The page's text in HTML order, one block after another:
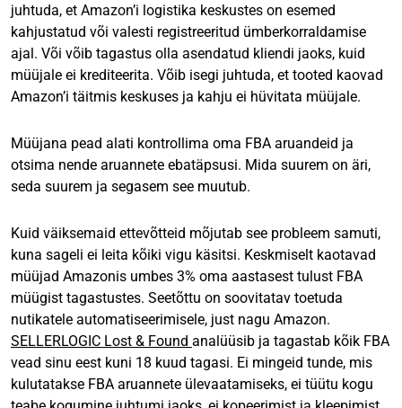
juhtuda, et Amazon’i logistika keskustes on esemed
kahjustatud või valesti registreeritud ümberkorraldamise
ajal. Või võib tagastus olla asendatud kliendi jaoks, kuid
müüjale ei krediteerita. Võib isegi juhtuda, et tooted kaovad
Amazon’i täitmis keskuses ja kahju ei hüvitata müüjale.
Müüjana pead alati kontrollima oma FBA aruandeid ja
otsima nende aruannete ebatäpsusi. Mida suurem on äri,
seda suurem ja segasem see muutub.
Kuid väiksemaid ettevõtteid mõjutab see probleem samuti,
kuna sageli ei leita kõiki vigu käsitsi. Keskmiselt kaotavad
müüjad Amazonis umbes 3% oma aastasest tulust FBA
müügist tagastustes. Seetõttu on soovitatav toetuda
nutikatele automatiseerimisele, just nagu Amazon.
SELLERLOGIC Lost & Found analüüsib ja tagastab kõik FBA
vead sinu eest kuni 18 kuud tagasi. Ei mingeid tunde, mis
kulutatakse FBA aruannete ülevaatamiseks, ei tüütu kogu